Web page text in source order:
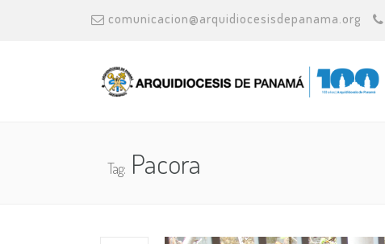
comunicacion@arquidiocesisdepanama.org
Tag:Pacora